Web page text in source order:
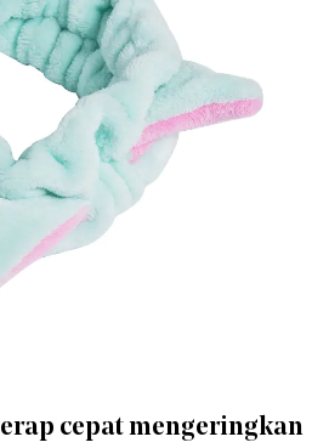
cepat mengeringkan